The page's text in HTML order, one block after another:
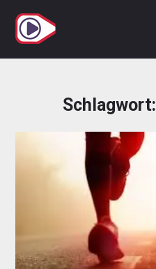
Inhalt
springen
Schlagwort: